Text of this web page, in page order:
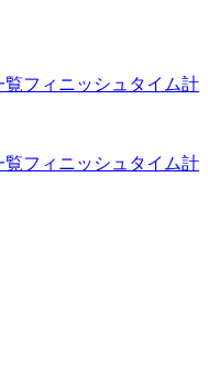
覧フィニッシュタイム計
覧フィニッシュタイム計